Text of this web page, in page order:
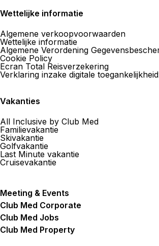
Wettelijke informatie
Algemene verkoopvoorwaarden
Wettelijke informatie
Algemene Verordening
Cookie Policy
Ecran Total Reisverzekering
Verklaring inzake digitale
Vakanties
All Inclusive by Club Med
Familievakantie
Skivakantie
Golfvakantie
Last Minute vakantie
Cruisevakantie
Meeting & Events
Club Med Corporate
Club Med Jobs
Club Med Property